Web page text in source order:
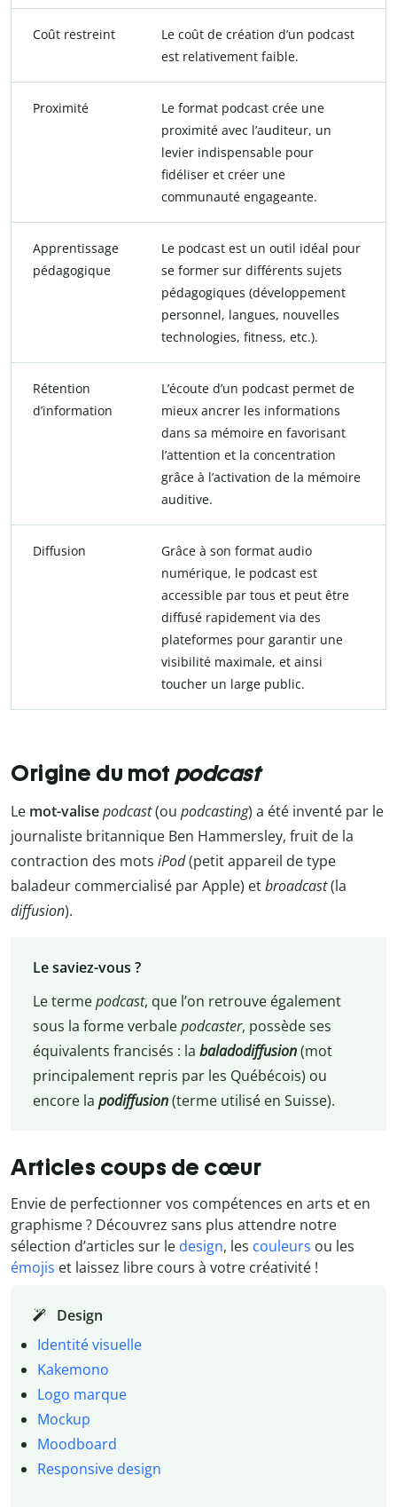
Coût restreint
Le coût de création d’un podcast
est relativement faible.
Proximité
Le format podcast crée une
proximité avec l’auditeur, un
levier indispensable pour
fidéliser et créer une
communauté engageante.
Apprentissage
pédagogique
Le podcast est un outil idéal pour
se former sur différents sujets
pédagogiques (développement
personnel, langues, nouvelles
technologies, fitness, etc.).
Rétention
d’information
L’écoute d’un podcast permet de
mieux ancrer les informations
dans sa mémoire en favorisant
l’attention et la concentration
grâce à l’activation de la mémoire
auditive.
Diffusion
Grâce à son format audio
numérique, le podcast est
accessible par tous et peut être
diffusé rapidement via des
plateformes pour garantir une
visibilité maximale, et ainsi
toucher un large public.
Origine du mot podcast
Le mot-valisepodcast(ou podcasting) a été inventé par le
journaliste britannique Ben Hammersley, fruit de la
contraction des mots iPod(petit appareil de type
baladeur commercialisé par Apple) etbroadcast(la
diffusion).
Le saviez-vous ?
Le termepodcast, que l’on retrouve également
sous la forme verbalepodcaster, possède ses
équivalents francisés : la baladodiffusion(mot
principalement repris par les Québécois) ou
encore la podiffusion(terme utilisé en Suisse).
Articles coups de cœur
Envie de perfectionner vos compétences en arts et en
graphisme ? Découvrez sans plus attendre notre
sélection d’articles sur le design, les couleurs ou les
émojis et laissez libre cours à votre créativité !
Design
Identité visuelle
Kakemono
Logo marque
Mockup
Moodboard
Responsive design